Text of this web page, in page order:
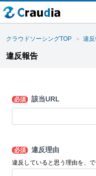
クラウドソーシングTOP 違
違反報告
必須 該当URL
必須 違反理由
違反していると思う理由を、